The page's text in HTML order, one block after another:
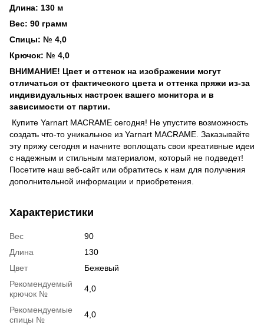
Длина: 130 м
Вес: 90 грамм
Спицы: № 4,0
Крючок: № 4,0
ВНИМАНИЕ! Цвет и оттенок на изображении могут
отличаться от фактического цвета и оттенка пряжи из-за
индивидуальных настроек вашего монитора и в
зависимости от партии.
Купите Yarnart MACRAME сегодня! Не упустите возможность
создать что-то уникальное из Yarnart MACRAME. Заказывайте
эту пряжу сегодня и начните воплощать свои креативные идеи
с надежным и стильным материалом, который не подведет!
Посетите наш веб-сайт или обратитесь к нам для получения
дополнительной информации и приобретения.
Характеристики
Вес
90
Длина
130
Цвет
Бежевый
Рекомендуемый
крючок №
4,0
Рекомендуемые
спицы №
4,0